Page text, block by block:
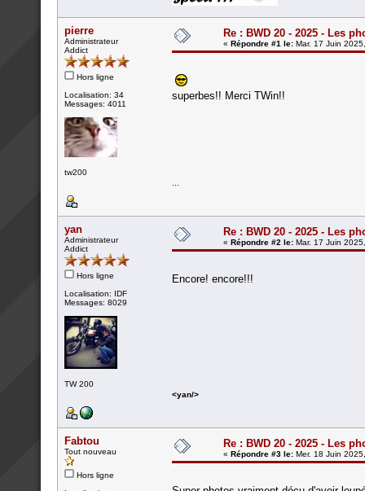
pierre
Administrateur
Addict
Hors ligne
Localisation: 34
Messages: 4011
tw200
Re : BWD 20 - 2025 - Les
« Répondre #1 le: Mar. 17 Juin
superbes!! Merci TWin!!
yan
Administrateur
Addict
Hors ligne
Localisation: IDF
Messages: 8029
TW 200
Re : BWD 20 - 2025 - Les
« Répondre #2 le: Mar. 17 Juin
Encore! encore!!!
<yan/>
Fabtou
Tout nouveau
Hors ligne
Re : BWD 20 - 2025 - Les
« Répondre #3 le: Mer. 18 Juin